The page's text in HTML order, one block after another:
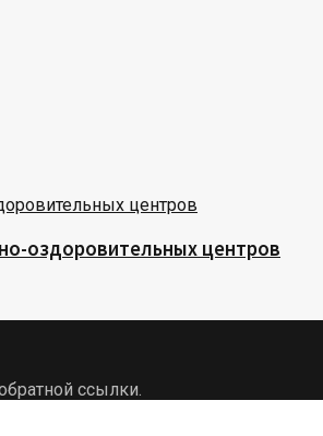
оздоровительных центров
ссылки.